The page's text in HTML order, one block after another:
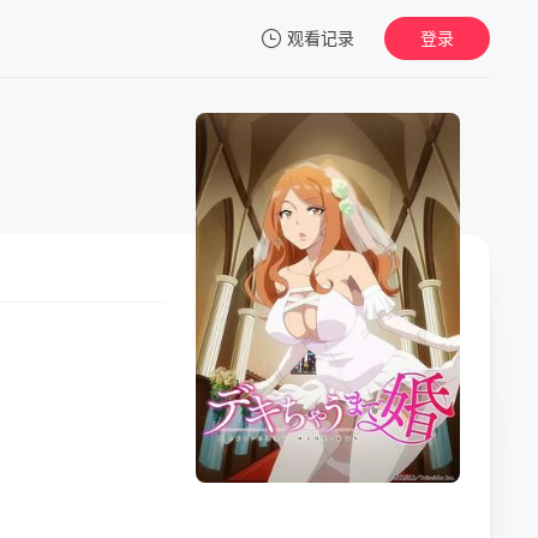
观看记录
暂无观看影片的记录
登录